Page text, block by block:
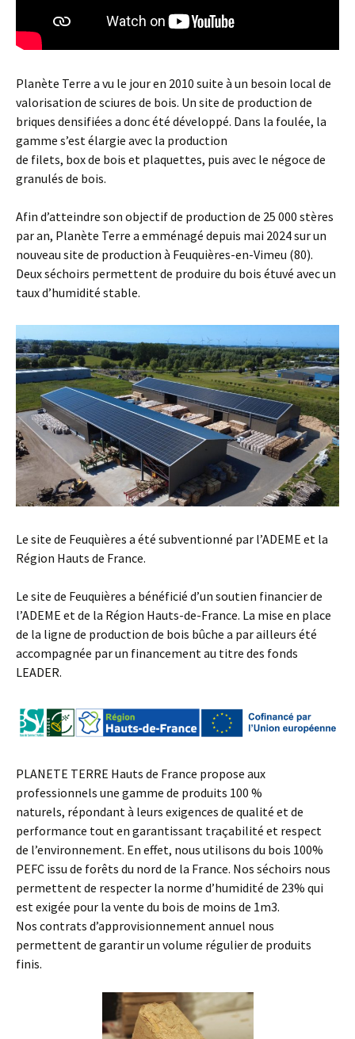
Planète Terre a vu le jour en 2010 suite à un besoin local de
valorisation de sciures de bois. Un site de production de
briques densifiées a donc été développé. Dans la foulée, la
gamme s’est élargie avec la production
de filets, box de bois et plaquettes, puis avec le négoce de
granulés de bois.
Afin d’atteindre son objectif de production de 25 000 stères
par an, Planète Terre a emménagé depuis mai 2024 sur un
nouveau site de production à Feuquières-en-Vimeu (80).
Deux séchoirs permettent de produire du bois étuvé avec un
taux d’humidité stable.
Le site de Feuquières a été subventionné par l’ADEME et la
Région Hauts de France.
Le site de Feuquières a bénéficié d’un soutien financier de
l’ADEME et de la Région Hauts-de-France. La mise en place
de la ligne de production de bois bûche a par ailleurs été
accompagnée par un financement au titre des fonds
LEADER.
PLANETE TERRE Hauts de France propose aux
professionnels une gamme de produits 100 %
naturels, répondant à leurs exigences de qualité et de
performance tout en garantissant traçabilité et respect
de l’environnement. En effet, nous utilisons du bois 100%
PEFC issu de forêts du nord de la France. Nos séchoirs nous
permettent de respecter la norme d’humidité de 23% qui
est exigée pour la vente du bois de moins de 1m3.
Nos contrats d’approvisionnement annuel nous
permettent de garantir un volume régulier de produits
finis.